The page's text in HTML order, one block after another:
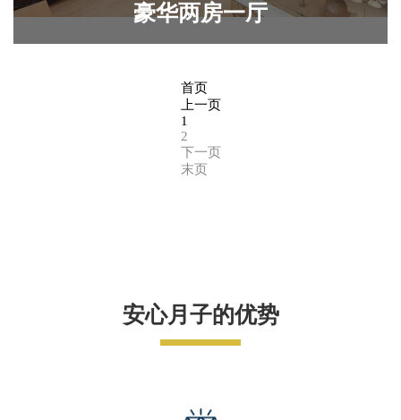
豪华两房一厅
首页
上一页
1
2
下一页
末页
安心月子的优势